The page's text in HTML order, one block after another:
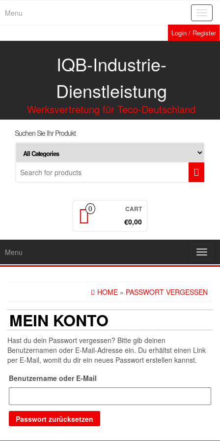
Menu
Login / Register
IQB-Industrie-
Dienstleistung
Werksvertretung für Teco-Deutschland
Suchen Sie Ihr Produkt
0 CART
€0,00
Menu
HOME » PASSWORT VERGESSEN
MEIN KONTO
Hast du dein Passwort vergessen? Bitte gib deinen
Benutzernamen oder E-Mail-Adresse ein. Du erhältst einen Link
per E-Mail, womit du dir ein neues Passwort erstellen kannst.
Benutzername oder E-Mail
Passwort zurücksetzen